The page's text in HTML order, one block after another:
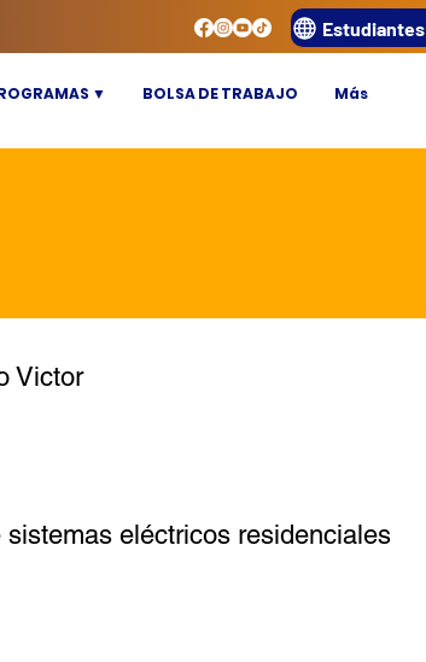
Estudiantes
▼ BOLSA DE TRABAJO Más
Victor
eléctricos residenciales